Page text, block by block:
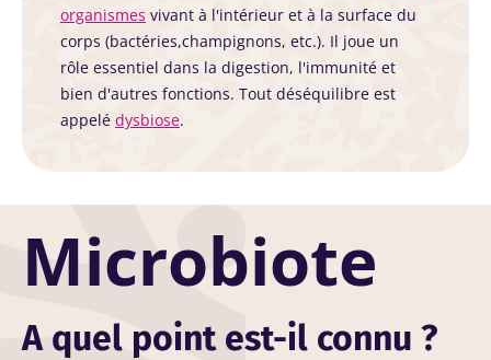
organismes vivant à l'intérieur et à la surface du
corps (bactéries,champignons, etc.). Il joue un
rôle essentiel dans la digestion, l'immunité et
bien d'autres fonctions. Tout déséquilibre est
appelé dysbiose.
Microbiote
A quel point est-il connu ?